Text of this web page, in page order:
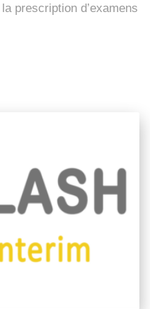
prescription d’examens